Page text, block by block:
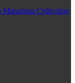
Collection